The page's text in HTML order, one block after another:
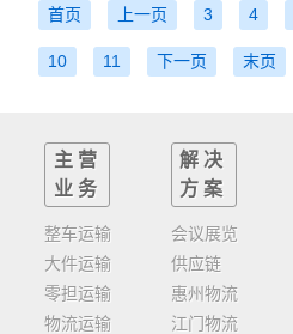
首页 上一页 3 4
10 11 下一页 末页
主营
业务
整车运输
大件运输
零担运输
物流运输
解决
方案
会议展览
供应链
惠州物流
江门物流